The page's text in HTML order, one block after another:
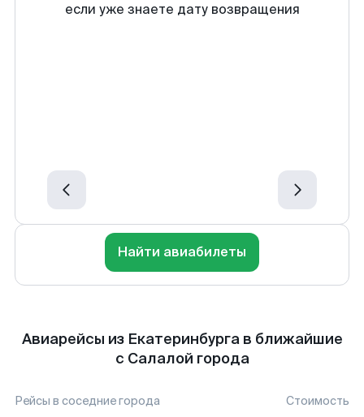
если уже знаете дату возвращения
Найти авиабилеты
Авиарейсы из Екатеринбурга в ближайшие
с Салалой города
Рейсы в соседние города Стоимость